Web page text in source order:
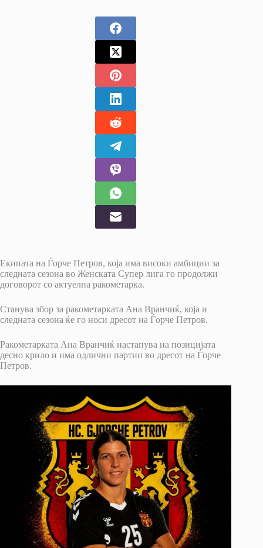
Екипата на Ѓорче Петров, која има високи амбиции за
следната сезона во Женската Супер лига го продолжи
договорот со актуелна ракометарка.
Станува збор за ракометарката Ана Вранчиќ, која и
следната сезона ќе го носи дресот на Ѓорче Петров.
Ракометарката Ана Вранчиќ настапува на позицијата
десно крило и има одлични партии во дресот на Ѓорче
Петров.